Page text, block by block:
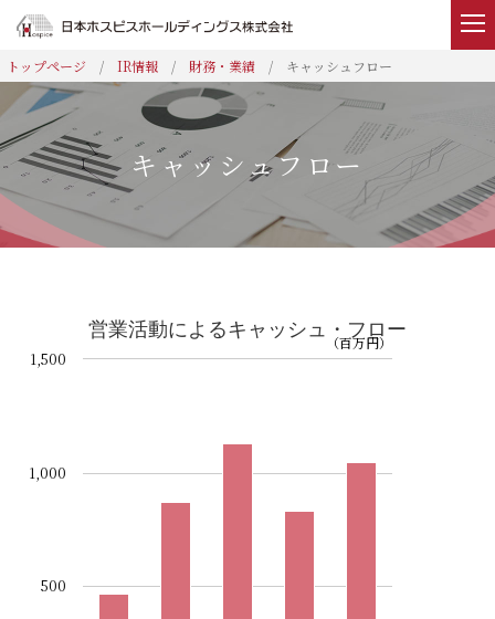
IR情報 財務・業績 キャッシュフロー
キャッシュフロー
（百万円）
営業活動によるキャッシュ・フロー
500
1,000
1,500
ホーム
事業内容
企業情報
ニュース